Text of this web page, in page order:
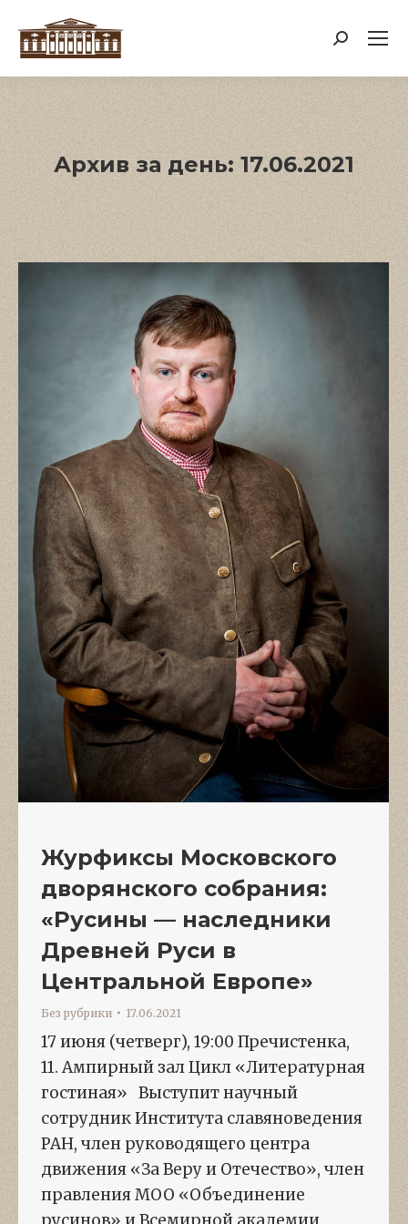
Поиск:
Архив за день: 17.06.2021
Журфиксы Московского
дворянского собрания:
«Русины — наследники
Древней Руси в
Центральной Европе»
Без рубрики 17.06.2021
17 июня (четверг), 19:00 Пречистенка,
11. Ампирный зал Цикл «Литературная
гостиная» Выступит научный
сотрудник Института славяноведения
РАН, член руководящего центра
движения «За Веру и Отечество», член
правления МОО «Объединение
русинов» и Всемирной академии